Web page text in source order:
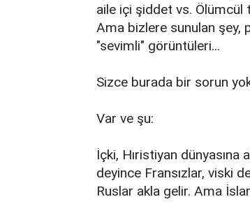
aile içi şiddet vs. Ölümcül
Ama bizlere sunulan şey,
"sevimli" görüntüleri...
Sizce burada bir sorun
Var ve şu:
İçki, Hıristiyan
deyince Fransızlar, viski
Ruslar akla gelir. Ama